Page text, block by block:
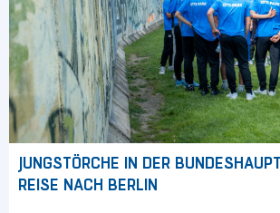
JUNGSTÖRCHE IN DER
REISE NACH BERLIN